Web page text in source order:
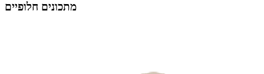
מתכונים חלופיים